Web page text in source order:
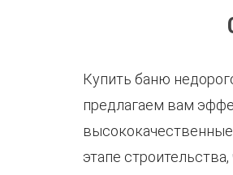
Купить баню
предлагаем вам
этапе